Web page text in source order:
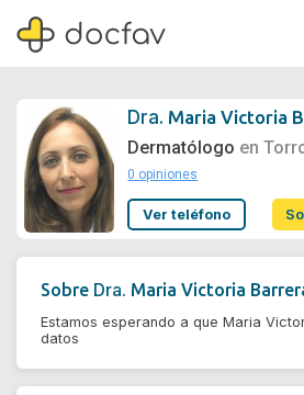
Soporte
¿Eres un
Dra. Maria Victoria
Dermatólogo en
0 opiniones
Ver teléfono
Sobre Dra. Maria Victoria
Estamos esperando a que Maria
datos